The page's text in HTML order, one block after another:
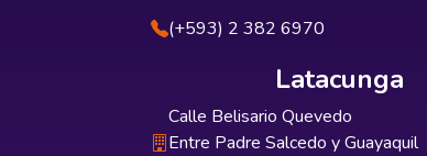
(+593) 2 382 6970
Latacunga
Calle Belisario Quevedo
Entre Padre Salcedo y Guayaquil